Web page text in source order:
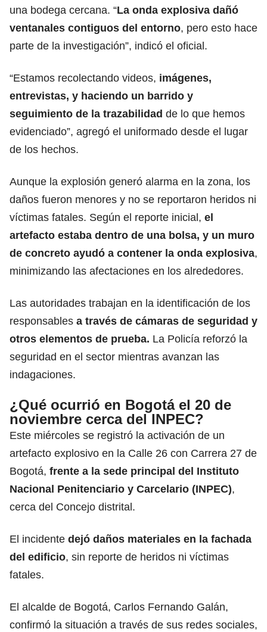
una bodega cercana. “La onda explosiva dañó
ventanales contiguos del entorno, pero esto hace
parte de la investigación”, indicó el oficial.
“Estamos recolectando videos, imágenes,
entrevistas, y haciendo un barrido y
seguimiento de la trazabilidad de lo que hemos
evidenciado”, agregó el uniformado desde el lugar
de los hechos.
Aunque la explosión generó alarma en la zona, los
daños fueron menores y no se reportaron heridos ni
víctimas fatales. Según el reporte inicial, el
artefacto estaba dentro de una bolsa, y un muro
de concreto ayudó a contener la onda explosiva,
minimizando las afectaciones en los alrededores.
Las autoridades trabajan en la identificación de los
responsables a través de cámaras de seguridad y
otros elementos de prueba. La Policía reforzó la
seguridad en el sector mientras avanzan las
indagaciones.
¿Qué ocurrió en Bogotá el 20 de
noviembre cerca del INPEC?
Este miércoles se registró la activación de un
artefacto explosivo en la Calle 26 con Carrera 27 de
Bogotá, frente a la sede principal del Instituto
Nacional Penitenciario y Carcelario (INPEC),
cerca del Concejo distrital.
El incidente dejó daños materiales en la fachada
del edificio, sin reporte de heridos ni víctimas
fatales.
El alcalde de Bogotá, Carlos Fernando Galán,
confirmó la situación a través de sus redes sociales,